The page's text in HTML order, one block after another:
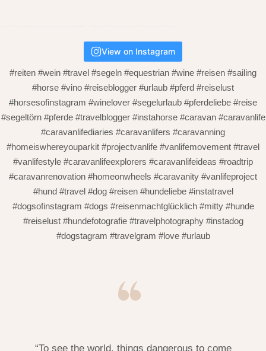
View on Instagram
#reiten #wein #travel #segeln #equestrian #wine #reisen #sailing
#horse #vino #reiseblogger #urlaub #pferd #reiselust
#horsesofinstagram #winelover #segelurlaub #pferdeliebe #reise
#segeltörn #pferde #travelblogger #instahorse #caravan #caravanlife
#caravanlifediaries #caravanlifers #caravanning
#homeiswhereyouparkit #projectvanlife #vanlifemovement #travel
#vanlifestyle #caravanlifeexplorers #caravanlifeideas #roadtrip
#caravanrenovation #homeonwheels #caravanity #vanlifeproject
#hund #travel #dog #reisen #hundeliebe #instatravel
#dogsofinstagram #dogs #reisenmachtglücklich #mitty #hunde
#reiselust #hundefotografie #travelphotography #instadog
#dogstagram #travelgram #love #urlaub
“To see the world, things dangerous to come